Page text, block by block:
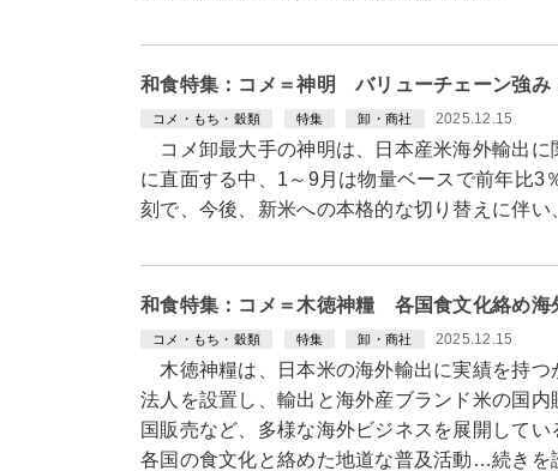
和食特集：コメ＝神明 バリューチェーン強み
コメ・もち・穀類 特集 卸・商社 2025.12.15
コメ卸最大手の神明は、日本産米海外輸出に
に直面する中、1～9月は物量ベースで前年比3
刻で、今後、新米への本格的な切り替えに伴
和食特集：コメ＝木徳神糧 各国食文化絡め海
コメ・もち・穀類 特集 卸・商社 2025.12.15
木徳神糧は、日本米の海外輸出に実績を持つ
法人を設置し、輸出と海外産ブランド米の国
国販売など、多様な海外ビジネスを展開して
各国の食文化と絡めた地道な普及活動…続きを